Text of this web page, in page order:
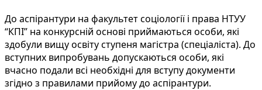
До аспірантури на факультет соціології і права НТУУ
“КПІ” на конкурсній основі приймаються особи, які
здобули вищу освіту ступеня магістра (спеціаліста). До
вступних випробувань допускаються особи, які
вчасно подали всі необхідні для вступу документи
згідно з правилами прийому до аспірантури.